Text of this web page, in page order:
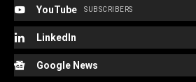
YouTube SUBSCRIBERS
LinkedIn
Google News